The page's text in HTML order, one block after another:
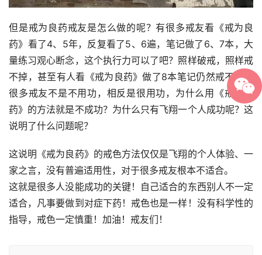
但是戒为良药戒友是怎么做的呢？有很多戒友看《戒为良
药》看了4、5年，反复看了5、6遍，笔记做了6、7本，大
量练习观心断念，这个执行力可以了吧？照样破戒，照样戒
不掉，甚至有人看《戒为良药》做了8本笔记仍然戒不掉。
很多戒友不是不用功，相反是很用功，为什么用《戒为良
药》的方法就是不成功？为什么只有飞翔一个人成功呢？这
说明了什么问题呢？
这说明《戒为良药》的戒色方法仅仅是飞翔的个人体验、一
家之言，没有普遍适用性，对于很多戒友根本不适合。
这就是很多人没能成功的关键！自己适合的东西别人不一定
适合，凡事要做到对症下药！戒色也是一样！没有科学性的
指导，戒色一定慎重！加油！戒友们！